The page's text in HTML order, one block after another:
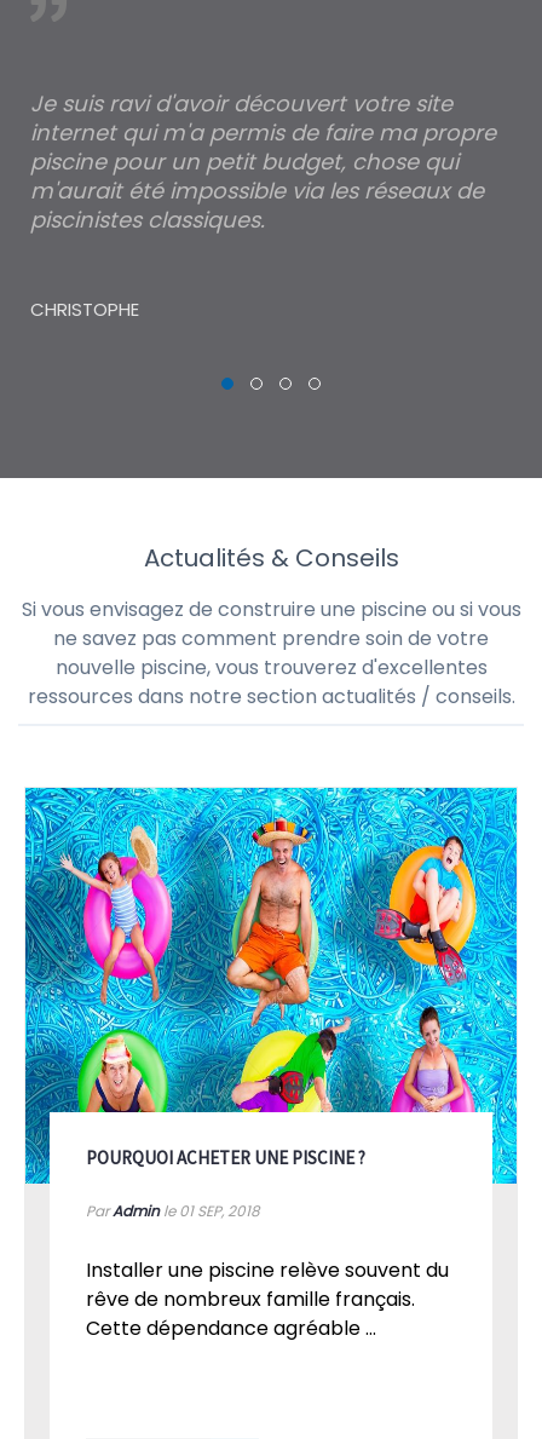
Je suis ravi d'avoir découvert votre site
internet qui m'a permis de faire ma propre
piscine pour un petit budget, chose qui
m'aurait été impossible via les réseaux de
piscinistes classiques.
CHRISTOPHE
Actualités & Conseils
Si vous envisagez de construire une piscine ou si vous
ne savez pas comment prendre soin de votre
nouvelle piscine, vous trouverez d'excellentes
ressources dans notre section actualités / conseils.
POURQUOI ACHETER UNE PISCINE ?
ParAdminle 01SEP, 2018
Installer une piscine relève souvent du
rêve de nombreux famille français.
Cette dépendance agréable ...